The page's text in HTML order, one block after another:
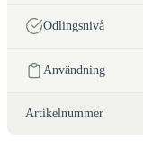
Odlingsnivå
Användning
Artikelnummer